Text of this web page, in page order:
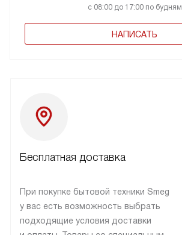
с 08:00 до 17:00 по будням
НАПИСАТЬ
Бесплатная доставка
При покупке бытовой техники Smeg
у вас есть возможность выбрать
подходящие условия доставки